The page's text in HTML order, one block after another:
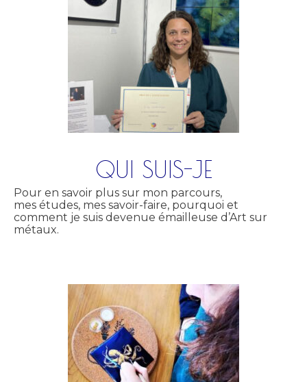
QUI SUIS-JE
Pour en savoir plus sur mon parcours,
mes études, mes savoir-faire, pourquoi et
comment je suis devenue émailleuse d’Art sur
métaux.